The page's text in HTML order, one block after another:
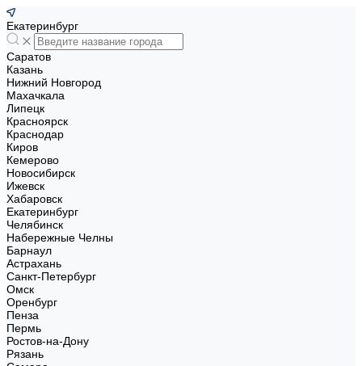
Екатеринбург
Саратов
Казань
Нижний Новгород
Махачкала
Липецк
Красноярск
Краснодар
Киров
Кемерово
Новосибирск
Ижевск
Хабаровск
Екатеринбург
Челябинск
Набережные Челны
Барнаул
Астрахань
Санкт-Петербург
Омск
Оренбург
Пенза
Пермь
Ростов-на-Дону
Рязань